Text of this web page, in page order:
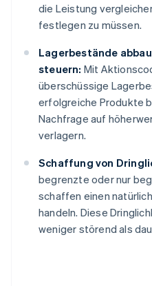
die Leistung
festlegen zu müssen.
Lagerbestände
steuern: Mit
überschüssige
erfolgreiche Produkte
Nachfrage auf
verlagern.
Schaffung von
begrenzte oder nur
schaffen einen
handeln. Diese
weniger störend als